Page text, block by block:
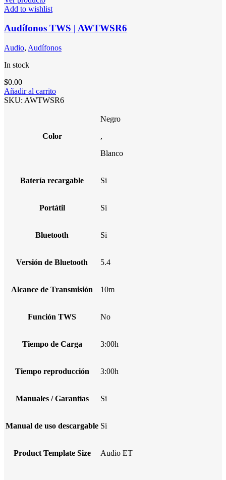
Add to wishlist
Audífonos TWS | AWTWSR6
Audio, Audífonos
In stock
$0.00
Añadir al carrito
SKU: AWTWSR6
Color
Negro
,
Blanco
Batería recargable Si
Portátil Si
Bluetooth Si
Versión de Bluetooth 5.4
Alcance de Transmisión 10m
Función TWS No
Tiempo de Carga 3:00h
Tiempo reproducción 3:00h
Manuales / Garantías Si
Manual de uso descargable Si
Product Template Size Audio ET